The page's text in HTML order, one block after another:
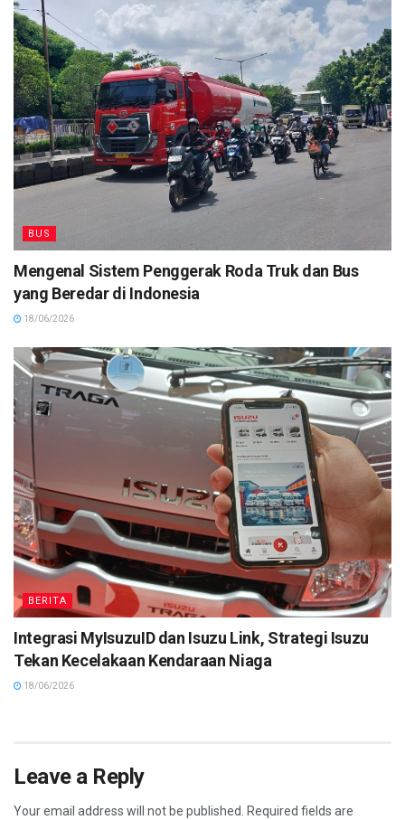
BUS
Mengenal Sistem Penggerak Roda Truk dan Bus
yang Beredar di Indonesia
18/06/2026
BERITA
Integrasi MyIsuzuID dan Isuzu Link, Strategi Isuzu
Tekan Kecelakaan Kendaraan Niaga
18/06/2026
Leave a Reply
Your email address will not be published. Required fields are